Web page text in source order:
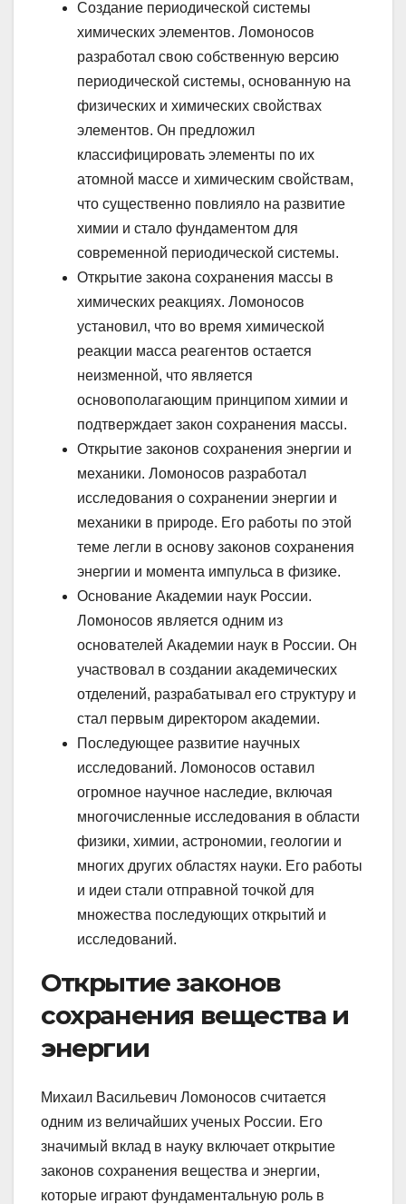
Создание периодической системы
химических элементов. Ломоносов
разработал свою собственную версию
периодической системы, основанную на
физических и химических свойствах
элементов. Он предложил
классифицировать элементы по их
атомной массе и химическим свойствам,
что существенно повлияло на развитие
химии и стало фундаментом для
современной периодической системы.
Открытие закона сохранения массы в
химических реакциях. Ломоносов
установил, что во время химической
реакции масса реагентов остается
неизменной, что является
основополагающим принципом химии и
подтверждает закон сохранения массы.
Открытие законов сохранения энергии и
механики. Ломоносов разработал
исследования о сохранении энергии и
механики в природе. Его работы по этой
теме легли в основу законов сохранения
энергии и момента импульса в физике.
Основание Академии наук России.
Ломоносов является одним из
основателей Академии наук в России. Он
участвовал в создании академических
отделений, разрабатывал его структуру и
стал первым директором академии.
Последующее развитие научных
исследований. Ломоносов оставил
огромное научное наследие, включая
многочисленные исследования в области
физики, химии, астрономии, геологии и
многих других областях науки. Его работы
и идеи стали отправной точкой для
множества последующих открытий и
исследований.
Открытие законов
сохранения вещества и
энергии
Михаил Васильевич Ломоносов считается
одним из величайших ученых России. Его
значимый вклад в науку включает открытие
законов сохранения вещества и энергии,
которые играют фундаментальную роль в